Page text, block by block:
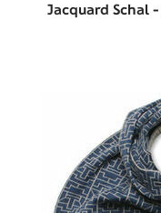
Jacquard Schal